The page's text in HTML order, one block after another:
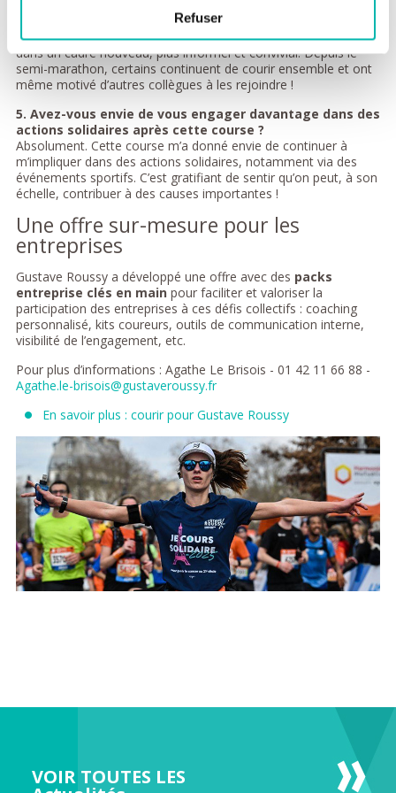
Refuser
liens différents de ceux que l’on développe habituellement au
bureau. C’était également l’occasion de découvrir ses collègues
dans un cadre nouveau, plus informel et convivial. Depuis le
semi-marathon, certains continuent de courir ensemble et ont
même motivé d’autres collègues à les rejoindre !
5. Avez-vous envie de vous engager davantage dans des
actions solidaires après cette course ?
Absolument. Cette course m’a donné envie de continuer à
m’impliquer dans des actions solidaires, notamment via des
événements sportifs. C’est gratifiant de sentir qu’on peut, à son
échelle, contribuer à des causes importantes !
Une offre sur-mesure pour les
entreprises
Gustave Roussy a développé une offre avec des packs
entreprise clés en main pour faciliter et valoriser la
participation des entreprises à ces défis collectifs : coaching
personnalisé, kits coureurs, outils de communication interne,
visibilité de l’engagement, etc.
Pour plus d’informations : Agathe Le Brisois - 01 42 11 66 88 -
Agathe.le-brisois@gustaveroussy.fr
En savoir plus : courir pour Gustave Roussy
VOIR TOUTES LES